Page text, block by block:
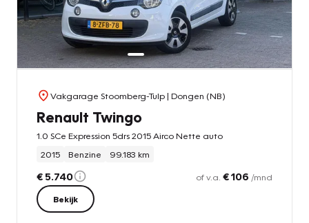
Vakgarage Stoomberg-Tulp| Dongen (NB)
Renault Twingo
1.0 SCe Expression 5drs 2015 Airco Nette auto
2015
Benzine 99.183 km
€ 5.740 of v.a. € 106 /mnd
Bekijk